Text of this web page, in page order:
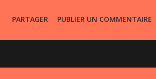
PARTAGER PUBLIER UN COMMENTAIRE